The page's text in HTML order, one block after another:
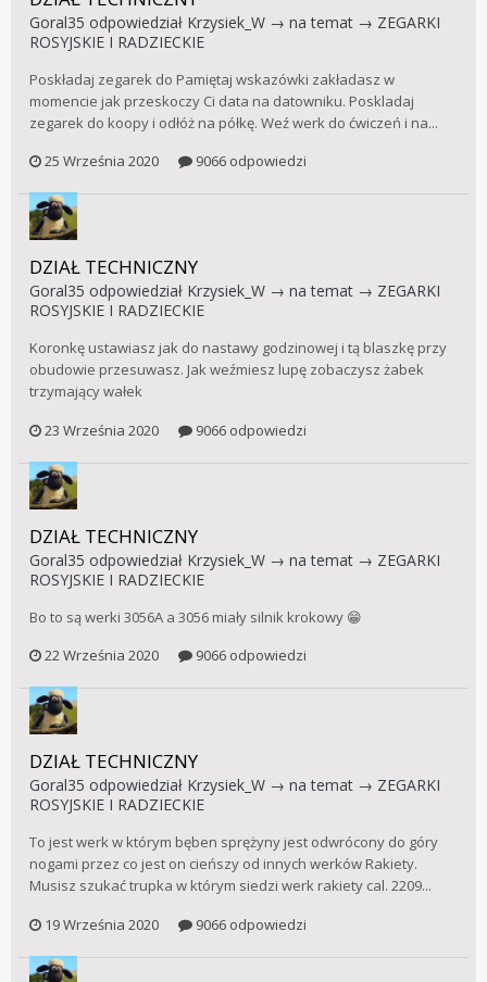
Goral35 odpowiedział Krzysiek_W → na temat → ZEGARKI
ROSYJSKIE I RADZIECKIE
Poskładaj zegarek do Pamiętaj wskazówki zakładasz w
momencie jak przeskoczy Ci data na datowniku. Poskladaj
zegarek do koopy i odłóż na półkę. Weź werk do ćwiczeń i na...
25 Września 2020
9066 odpowiedzi
DZIAŁ TECHNICZNY
Goral35 odpowiedział Krzysiek_W → na temat → ZEGARKI
ROSYJSKIE I RADZIECKIE
Koronkę ustawiasz jak do nastawy godzinowej i tą blaszkę przy
obudowie przesuwasz. Jak weźmiesz lupę zobaczysz żabek
trzymający wałek
23 Września 2020
9066 odpowiedzi
DZIAŁ TECHNICZNY
Goral35 odpowiedział Krzysiek_W → na temat → ZEGARKI
ROSYJSKIE I RADZIECKIE
Bo to są werki 3056A a 3056 miały silnik krokowy 😁
22 Września 2020
9066 odpowiedzi
DZIAŁ TECHNICZNY
Goral35 odpowiedział Krzysiek_W → na temat → ZEGARKI
ROSYJSKIE I RADZIECKIE
To jest werk w którym bęben sprężyny jest odwrócony do góry
nogami przez co jest on cieńszy od innych werków Rakiety.
Musisz szukać trupka w którym siedzi werk rakiety cal. 2209...
19 Września 2020
9066 odpowiedzi